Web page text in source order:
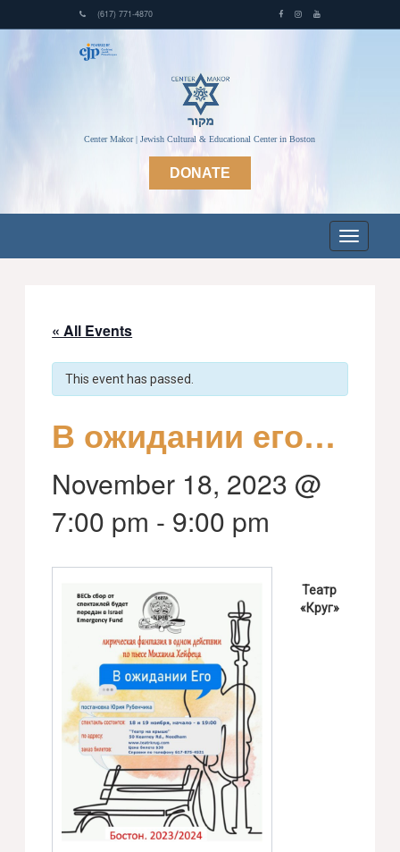
(617) 771-4870
Center Makor | Jewish Cultural & Educational Center in Boston
DONATE
« All Events
This event has passed.
В ожидании его…
November 18, 2023 @
7:00 pm - 9:00 pm
Театр
«Круг»